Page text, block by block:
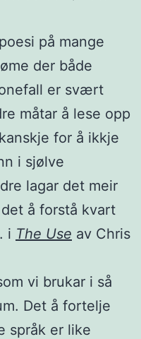
på mange
der både
er svært
måtar å lese opp
for å ikkje
i sjølve
lagar det meir
å forstå kvart
i The Use av Chris
vi brukar i så
Det å fortelje
språk er like